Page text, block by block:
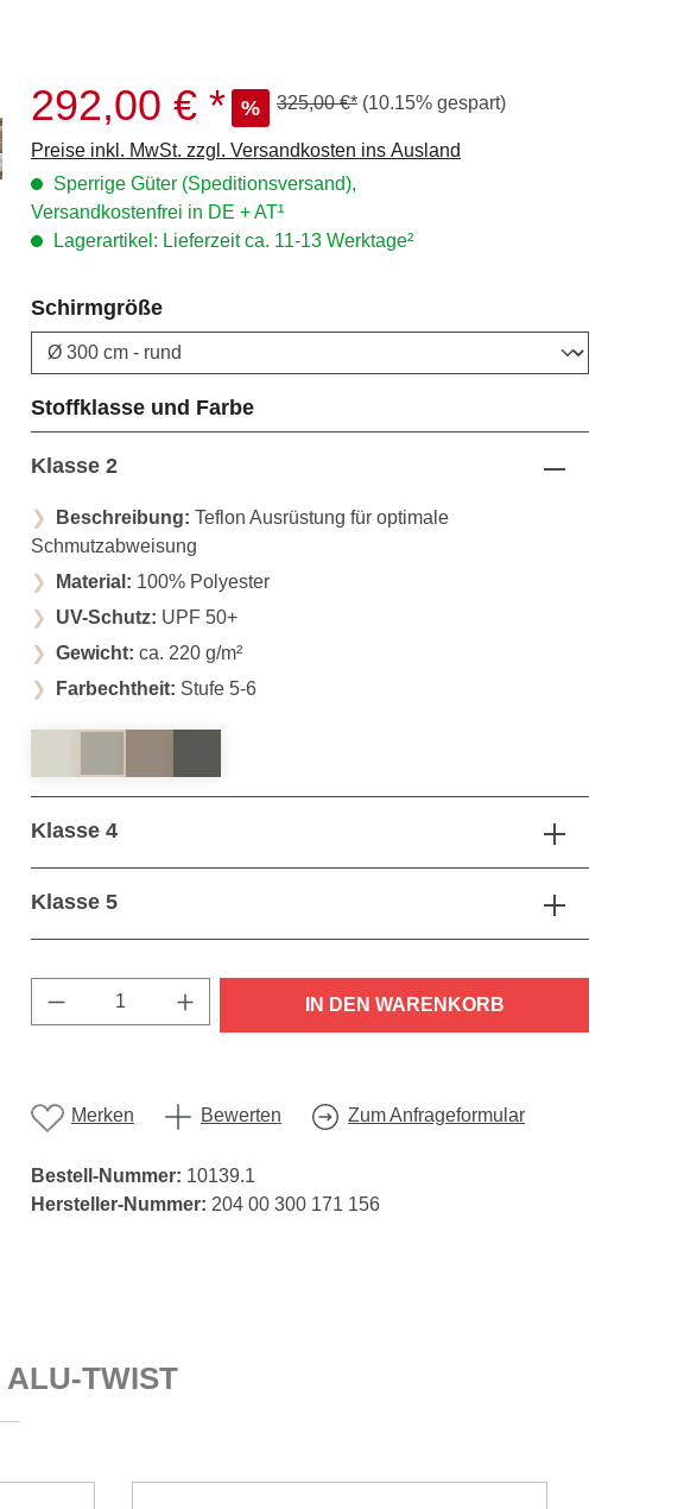
Verkaufspreis:
292,00 € % Regulärer Preis:
325,00 € (10.15% gespart)
Preise inkl. MwSt. zzgl. Versandkosten ins Ausland
Sperrige Güter (Speditionsversand),
Versandkostenfrei in DE + AT¹
Lagerartikel: Lieferzeit ca. 11-13 Werktage²
Schirmgrößeauswählen
Stoffklasse und Farbeauswählen
Klasse 2
Beschreibung: Teflon Ausrüstung für optimale
Schmutzabweisung
Material: 100% Polyester
UV-Schutz: UPF 50+
Gewicht: ca. 220 g/m²
Farbechtheit: Stufe 5-6
Klasse 4
Klasse 5
Produkt Anzahl: Gib den gewünschten Wert ein
IN DEN WARENKORB
Merken Bewerten Zum Anfrageformular
Bestell-Nummer: 10139.1
Hersteller-Nummer: 204 00 300 171 156
TWIST